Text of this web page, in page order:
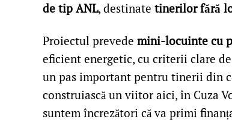
de tip ANL, destinate tinerilor fără
Proiectul prevede mini-locuinte cu
eficient energetic, cu criterii clare
un pas important pentru tinerii din
construiască un viitor aici, în Cuza
suntem încrezători că va primi